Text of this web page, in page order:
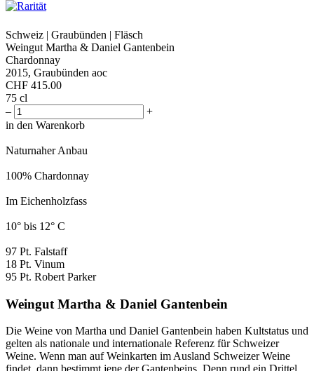
Schweiz | Graubünden | Fläsch
Weingut Martha & Daniel Gantenbein
Chardonnay
2015, Graubünden aoc
CHF 415.00
75 cl
–
+
in den Warenkorb
Naturnaher Anbau
100% Chardonnay
Im Eichenholzfass
10° bis 12° C
97 Pt. Falstaff
18 Pt. Vinum
95 Pt. Robert Parker
Weingut Martha & Daniel Gantenbein
Die Weine von Martha und Daniel Gantenbein haben Kultstatus und
gelten als nationale und internationale Referenz für Schweizer
Weine. Wenn man auf Weinkarten im Ausland Schweizer Weine